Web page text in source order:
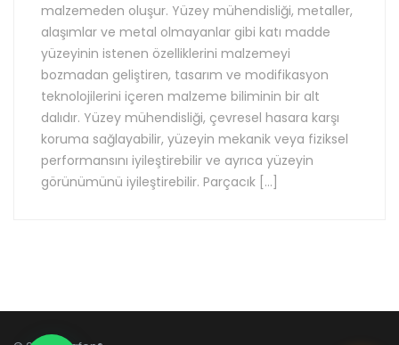
malzemeden oluşur. Yüzey mühendisliği, metaller,
alaşımlar ve metal olmayanlar gibi katı madde
yüzeyinin istenen özelliklerini malzemeyi
bozmadan geliştiren, tasarım ve modifikasyon
teknolojilerini içeren malzeme biliminin bir alt
dalıdır. Yüzey mühendisliği, çevresel hasara karşı
koruma sağlayabilir, yüzeyin mekanik veya fiziksel
performansını iyileştirebilir ve ayrıca yüzeyin
görünümünü iyileştirebilir. Parçacık […]